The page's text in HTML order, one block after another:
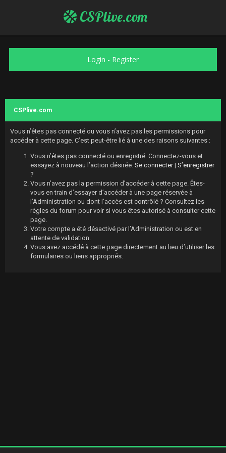
CSPlive.com
Login - Register
CSPlive.com
Vous n’êtes pas connecté ou vous n’avez pas les permissions pour
accéder à cette page. C’est peut-être lié à une des raisons suivantes :
Vous n’êtes pas connecté ou enregistré. Connectez-vous et
essayez à nouveau l’action désirée. Se connecter| S’enregistrer
?
Vous n’avez pas la permission d’accéder à cette page. Êtes-
vous en train d’essayer d’accéder à une page réservée à
l’Administration ou dont l’accès est contrôlé ? Consultez les
règles du forum pour voir si vous êtes autorisé à consulter cette
page.
Votre compte a été désactivé par l’Administration ou est en
attente de validation.
Vous avez accédé à cette page directement au lieu d’utiliser les
formulaires ou liens appropriés.